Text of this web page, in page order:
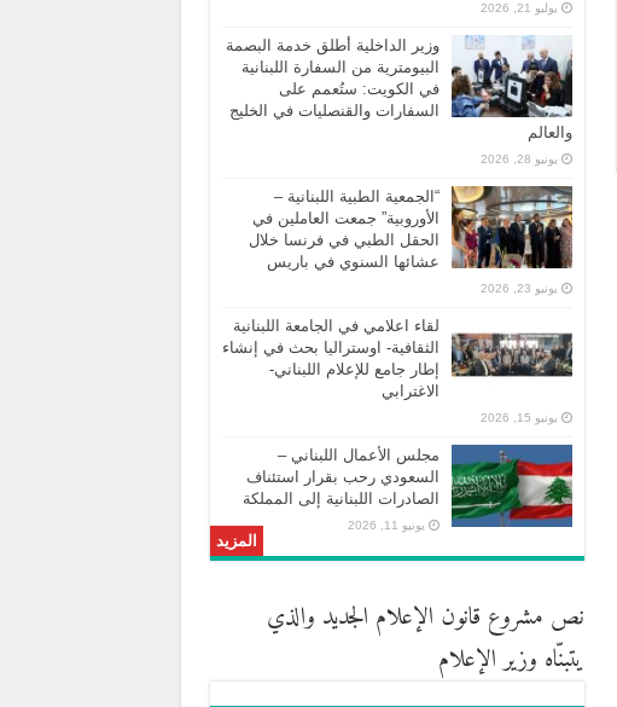
المزيد
يوليو 21, 2026
وزير الداخلية أطلق خدمة البصمة
البيومترية من السفارة اللبنانية
في الكويت: ستُعمم على
السفارات والقنصليات في الخليج
والعالم
يونيو 28, 2026
“الجمعية الطبية اللبنانية –
الأوروبية” جمعت العاملين في
الحقل الطبي في فرنسا خلال
عشائها السنوي في باريس
يونيو 23, 2026
لقاء اعلامي في الجامعة اللبنانية
الثقافية- اوستراليا بحث في إنشاء
إطار جامع للإعلام اللبناني-
الاغترابي
يونيو 15, 2026
مجلس الأعمال اللبناني –
السعودي رحب بقرار استئناف
الصادرات اللبنانية إلى المملكة
يونيو 11, 2026
نص مشروع قانون الإعلام الجديد والذي
يتبنّاه وزير الإعلام